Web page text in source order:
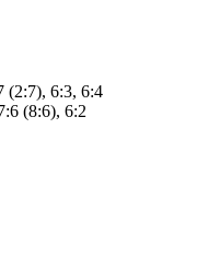
(2:7), 6:3, 6:4
(8:6), 6:2